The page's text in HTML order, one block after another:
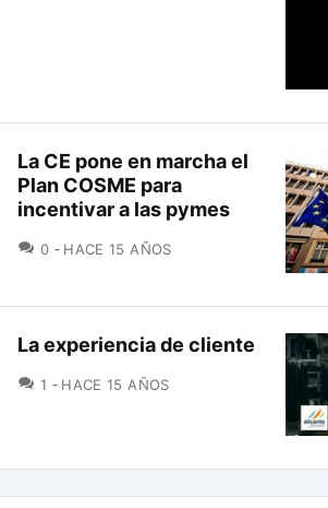
La CE pone en marcha el
Plan COSME para
incentivar a las pymes
0 COMENTARIOS
HACE 15 AÑOS
La experiencia de cliente
1 COMENTARIOS
HACE 15 AÑOS